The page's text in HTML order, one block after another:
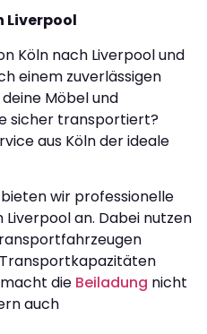
Liverpool
Köln nach Liverpool und
einem zuverlässigen
Möbel und
sicher transportiert?
aus Köln der ideale
wir professionelle
Liverpool an. Dabei nutzen
die Beiladung nicht
auch